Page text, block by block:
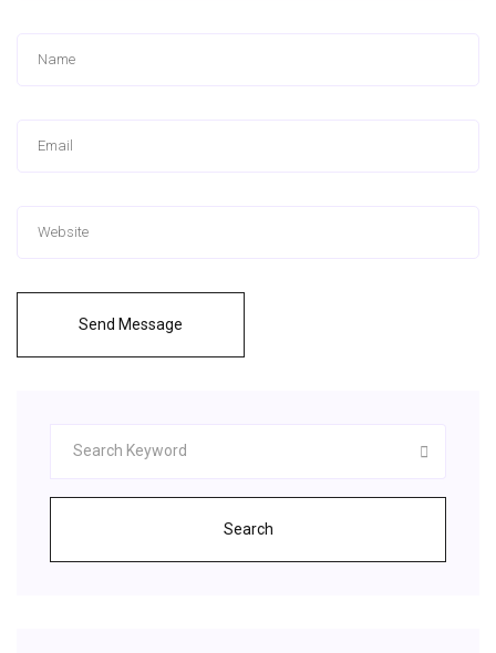
Send Message
Search